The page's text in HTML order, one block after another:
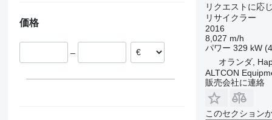
イタリア
価格
–
リクエストに応
リサイクラー
2016
8,027 m/h
パワー 329 kW
オランダ,
ALTCON
販売会社に連絡
このセクション